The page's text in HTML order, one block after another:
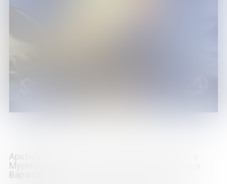
Арктика окрыляет: наблюдения за птицами в
Мурманской области и в районе полуострова
Варангер